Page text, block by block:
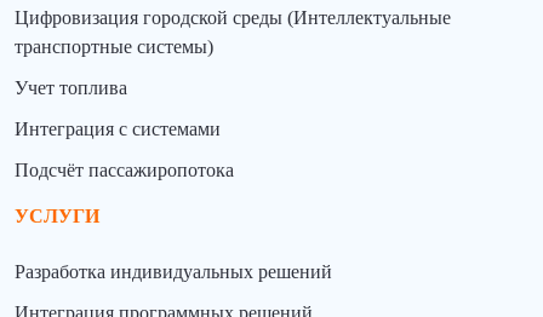
Цифровизация городской среды (Интеллектуальные
транспортные системы)
Учет топлива
Интеграция с системами
Подсчёт пассажиропотока
УСЛУГИ
Разработка индивидуальных решений
Интеграция программных решений